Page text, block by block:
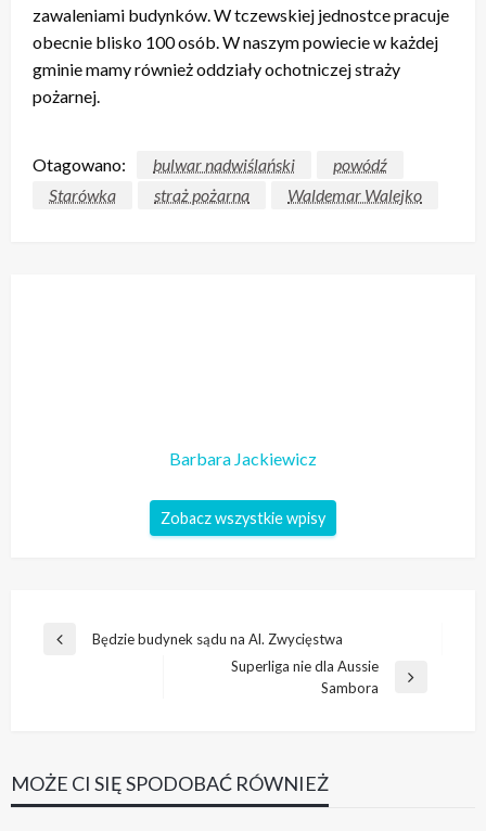
zawaleniami budynków. W tczewskiej jednostce pracuje
obecnie blisko 100 osób. W naszym powiecie w każdej
gminie mamy również oddziały ochotniczej straży
pożarnej.
Otagowano: bulwar nadwiślański
powódź
Starówka
straż pożarna Waldemar Walejko
Barbara Jackiewicz
Zobacz wszystkie wpisy
Nawigacja
Poprzedni
Będzie budynek sądu na Al. Zwycięstwa
Superliga nie dla Aussie
Sambora
MOŻE CI SIĘ SPODOBAĆ RÓWNIEŻ